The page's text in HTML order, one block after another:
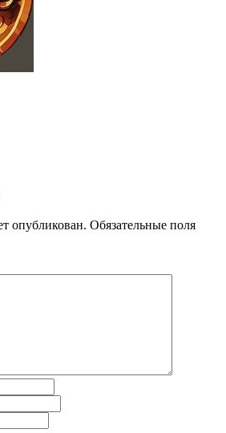
опубликован. Обязательные поля